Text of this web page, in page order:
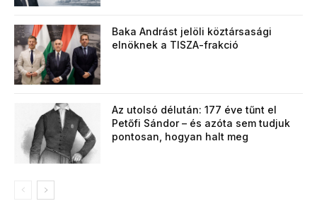
Baka Andrást jelöli köztársasági
elnöknek a TISZA-frakció
Az utolsó délután: 177 éve tűnt el
Petőfi Sándor – és azóta sem tudjuk
pontosan, hogyan halt meg